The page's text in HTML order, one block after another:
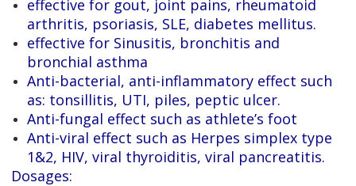
effective for gout, joint pains, rheumatoid
arthritis, psoriasis, SLE, diabetes mellitus.
effective for Sinusitis, bronchitis and
bronchial asthma
Anti-bacterial, anti-inflammatory effect such
as: tonsillitis, UTI, piles, peptic ulcer.
Anti-fungal effect such as athlete’s foot
Anti-viral effect such as Herpes simplex type
1&2, HIV, viral thyroiditis, viral pancreatitis.
Dosages: